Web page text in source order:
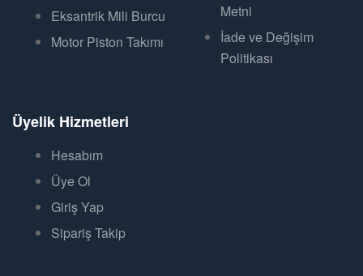
Eksantrik Mili Burcu
Motor Piston Takımı
Metni
İade ve Değişim
Politikası
Üyelik Hizmetleri
Hesabım
Üye Ol
Giriş Yap
Sipariş Takip